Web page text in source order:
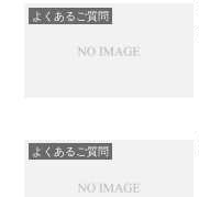
よくあるご質問
よくあるご質問